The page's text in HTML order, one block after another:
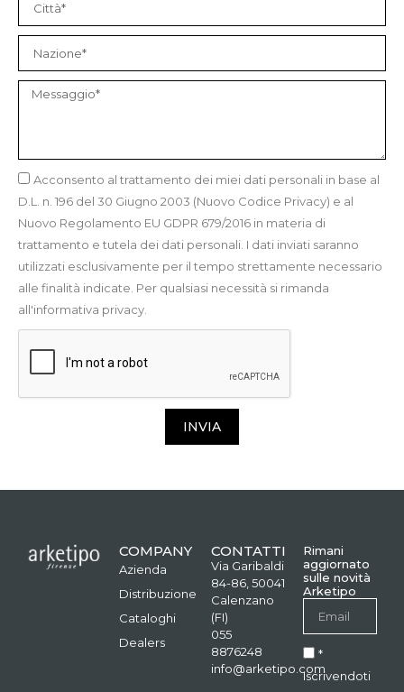
Acconsento al trattamento dei miei dati personali in base al
D.L. n. 196 del 30 Giugno 2003 (Nuovo Codice Privacy) e al
Nuovo Regolamento EU GDPR 679/2016 in materia di
trattamento e tutela dei dati personali. I dati inviati saranno
utilizzati esclusivamente per il tempo strettamente necessario
alle finalità indicate. Per qualsiasi necessità si rimanda
all'informativa privacy.
INVIA
COMPANY
Azienda
Distribuzione
Cataloghi
Dealers
CONTATTI
Via Garibaldi
84-86, 50041
Calenzano
(FI)
055
8876248
info@arketipo.com
Rimani
aggiornato
sulle novità
Arketipo
*
Iscrivendoti